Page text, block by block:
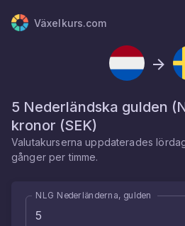
Växelkurs.com
5 Nederländska gulden (
kronor (SEK)
Valutakurserna uppdaterades
gånger per timme.
NLG Nederländerna, gulden